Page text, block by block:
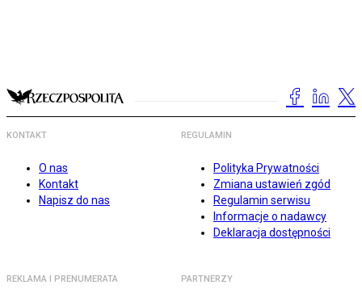
KONTAKT
O nas
Kontakt
Napisz do nas
REGULAMIN
Polityka Prywatności
Zmiana ustawień zgód
Regulamin serwisu
Informacje o nadawcy
Deklaracja dostępności
REKLAMA I PRENUMERATA PARTNERZY